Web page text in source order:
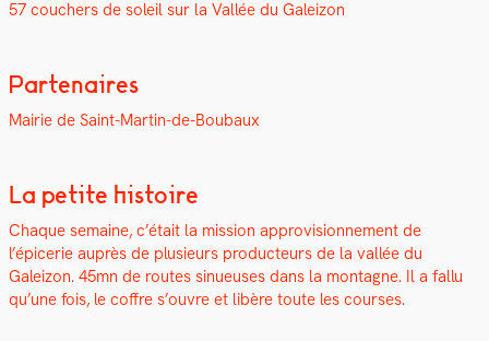
57 couch­ers de soleil sur la Val­lée du Galeizon
Partenaires
Mairie de Saint-Mar­tin-de-Boubaux
La petite histoire
Chaque semaine, c’était la mis­sion appro­vi­sion­nement de
l’épicerie auprès de plusieurs pro­duc­teurs de la val­lée du
Galeizon. 45mn de routes sin­ueuses dans la mon­tagne. Il a fal­lu
qu’une fois, le cof­fre s’ouvre et libère toute les cours­es.